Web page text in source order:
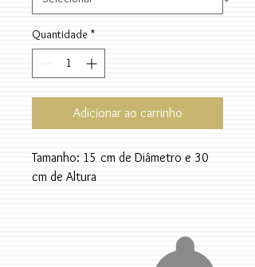
Quantidade *
Adicionar ao carrinho
Tamanho: 15 cm de Diâmetro e 30
cm de Altura